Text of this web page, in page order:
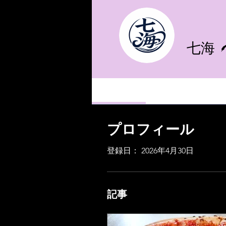
七海
プロフィール
登録日： 2026年4月30日
記事